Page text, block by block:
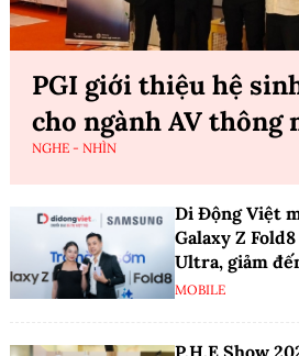
PGI giới thiệu hệ
cho ngành AV thông
NGHE - NHÌN
Di Động Việt
Galaxy Z
Ultra, giảm
MOBILE
P.H.E Show